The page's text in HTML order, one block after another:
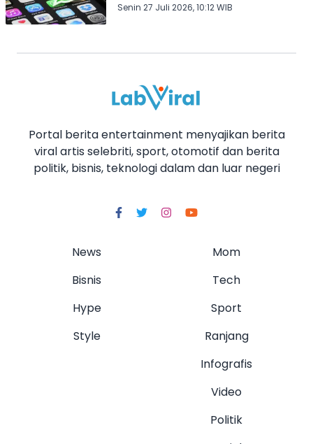
Senin 27 Juli 2026, 10:12 WIB
Portal berita entertainment menyajikan berita
viral artis selebriti, sport, otomotif dan berita
politik, bisnis, teknologi dalam dan luar negeri
News
Bisnis
Hype
Style
Mom
Tech
Sport
Ranjang
Infografis
Video
Politik